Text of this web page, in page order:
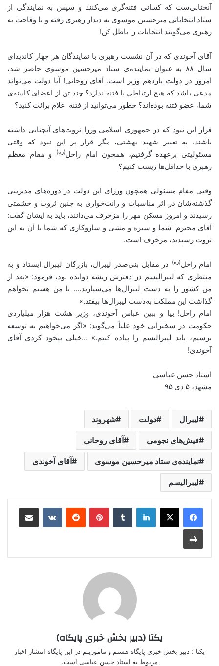
آنچنانی‌ست که کسانی فتنه‌گری می‌کنند و سپس به نمایندگی از
ستاد انتخاباتی میرحسین موسوی به دیدار رهبری رفته و با وقاحت به
رهبری می‌گویند انتخابات را باطل کن!
آقای آخوندی که در آن نشست رهبری با نمایندگان هر چهار کاندیدای
سال ۸۸ به عنوان نماینده‌ی ستاد میرحسین موسوی حاضر شد،
امروز در دولت یازدهم وزیر است. آقای روحانی! آیا دولت می‌تواند
مدعی باشد که هیچ ارتباطی با فتنه ندارد؟ چند تن از اعضای کابینه‌ی
شما، عضو فتنه بوده‌اند؟ چطور می‌توانید از فتنه اعلام برائت کنید؟
قرار این نبود که در جمهوری اسلامی وزرا ثروت‌های آنچنانی داشته
باشند. به تعبیر شهید بهشتی، مگر قرار بر این نبود که وقتی
مسئولیتی برعهده گرفتیم، همچون امام راحل(ره)
و مقام معظم
رهبری با حداقل‌ها زیست کنیم؟
وقتی مقام مسئولی همچون وزرای این دولت در دوره‌های مدیریتی
گذشته‌شان در اثر مناسبات و رانت‌خواری به چنین ثروت و حشمتی
رسیدند و امروز مسکن مهر را مزخرف می‌دانند، باید به ایشان گفت:
آقای محترم! شما و سیره و مشی و سازوکاری که شما با آن به این
ثروت رسیدید، مزخرف است.
امام راحل(ره) در مقابل بنی‌صدر لیبرال، بازرگان لیبرال ایستاد و به
منتظری که لیبرالیسم در دفترش ریشه دوانده بود، فرمود: «بعد از
من کشور را به دست لیبرال‌ها می‌سپارید…. تا من هستم نخواهم
گذاشت این مملکت به‌دست لیبرال‌ها بیفتد.»
امام راحل! بیا و ببین عباس آخوندی، وزیر هشت هزار میلیاردی
حکومت در سخنرانی خود علناً می‌گوید: «اگر می‌خواهیم به توسعه
برسیم، باید لیبرالیسم را پیاده کنیم.» …خیلی بیخود کردی آقای
آخوندی!
استاد حسن عباسی
مشهد، ۵ دی ۹۵
لیبرال دولت شهروند
فیش‌های نجومی آقای روحانی
نماینده‌ی ستاد میرحسین موسوی آقای آخوندی
لیبرالیسم
لینکدین ‫تامبلر ‫پین‌ترست‫رددیت ‫VKontakteاشتراک گذاری از طریق ایمیل
چاپ
یکتا (دبیر بخش خبری پایگاه)
یکتا ؛ دبیر بخش خبری پایگاه هستم و ماموریتم در این پایگاه انتشار اخبار
مربوط به استاد حسن عباسی است.